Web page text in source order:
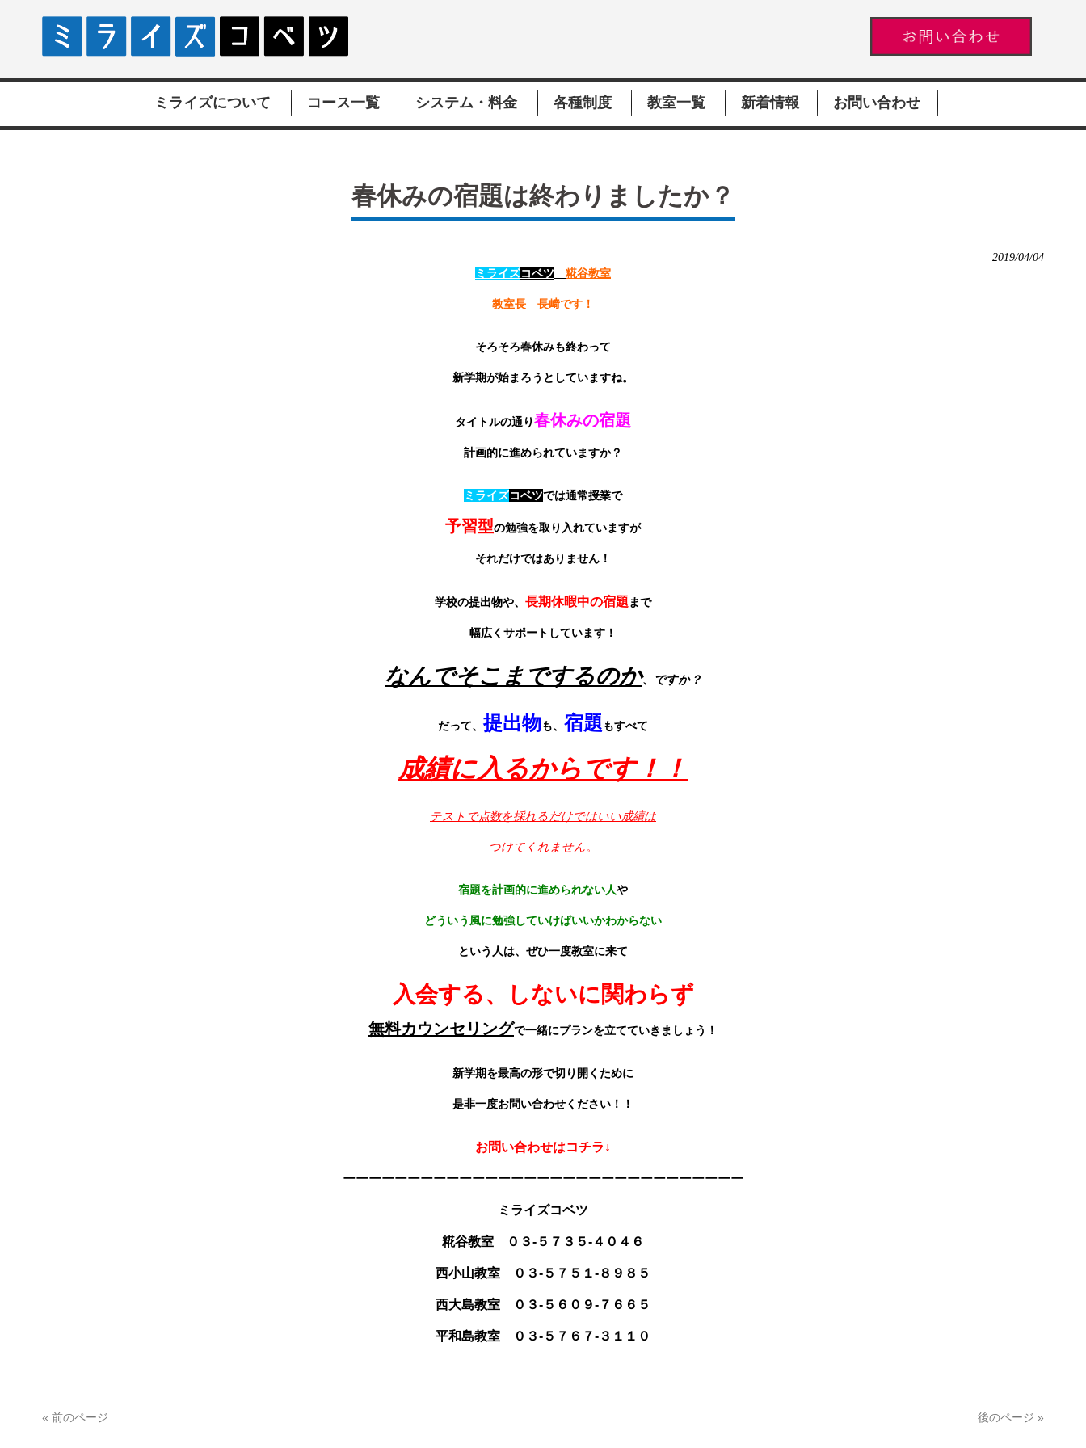
ミライズについて コース一覧 システム・料金 各種制度 教室一覧 新着情報 お問い合わせ
春休みの宿題は終わりましたか？
2019/04/04
ミライズコベツ 糀谷教室
教室長 長﨑です！
そろそろ春休みも終わって
新学期が始まろうとしていますね。
タイトルの通り春休みの宿題
計画的に進められていますか？
ミライズコベツでは通常授業で
予習型の勉強を取り入れていますが
それだけではありません！
学校の提出物や、 長期休暇中の宿題 まで
幅広くサポートしています！
なんでそこまでするのか、 ですか？
だって、 提出物も、 宿題もすべて
成績に入るからです！！
テストで点数を採れるだけではいい成績は
つけてくれません。
宿題を計画的に進められない人や
どういう風に勉強していけばいいかわからない
という人は、ぜひ一度教室に来て
入会する、しないに関わらず
無料カウンセリングで一緒にプランを立てていきましょう！
新学期を最高の形で切り開くために
是非一度お問い合わせください！！
お問い合わせはコチラ↓
ーーーーーーーーーーーーーーーーーーーーーーーーーーーーーーー
ミライズコベツ
糀谷教室 ０３-５７３５-４０４６
西小山教室 ０３-５７５１-８９８５
西大島教室 ０３-５６０９-７６６５
平和島教室 ０３-５７６７-３１１０
« 前のページ 後のページ »